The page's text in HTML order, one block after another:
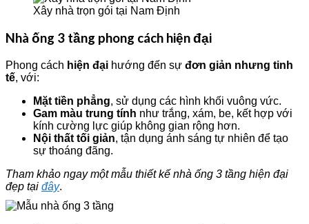
Xây nhà trọn gói tại Nam Định
Nhà ống 3 tầng phong cách hiện đại
Phong cách hiện đại hướng đến sự đơn giản nhưng tinh
tế, với:
Mặt tiền phẳng, sử dụng các hình khối vuông vức.
Gam màu trung tính như trắng, xám, be, kết hợp với
kính cường lực giúp không gian rộng hơn.
Nội thất tối giản, tận dụng ánh sáng tự nhiên để tạo
sự thoáng đãng.
Tham khảo ngay một mẫu thiết kế nhà ống 3 tầng hiện đại
đẹp tại đây.